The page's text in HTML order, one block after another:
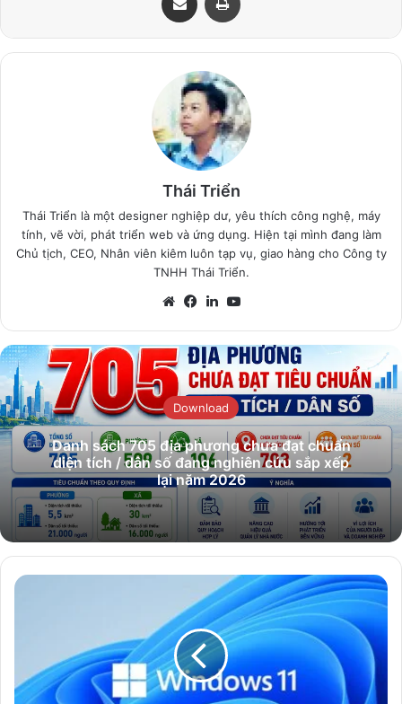
Thái Triển
Thái Triển là một designer nghiệp dư, yêu thích công nghệ, máy
tính, vẽ vời, phát triển web và ứng dụng. Hiện tại mình đang làm
Chủ tịch, CEO, Nhân viên kiêm luôn tạp vụ, giao hàng cho Công ty
TNHH Thái Triển.
WebsiteFacebook
LinkedIn
Download
Danh sách 705 địa phương chưa đạt chuẩn
diện tích / dân số đang nghiên cứu sắp xếp
lại năm 2026
Windows
ra
mắt,